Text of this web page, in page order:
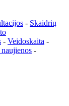
- Skaidrių
- Veidoskaita -
-